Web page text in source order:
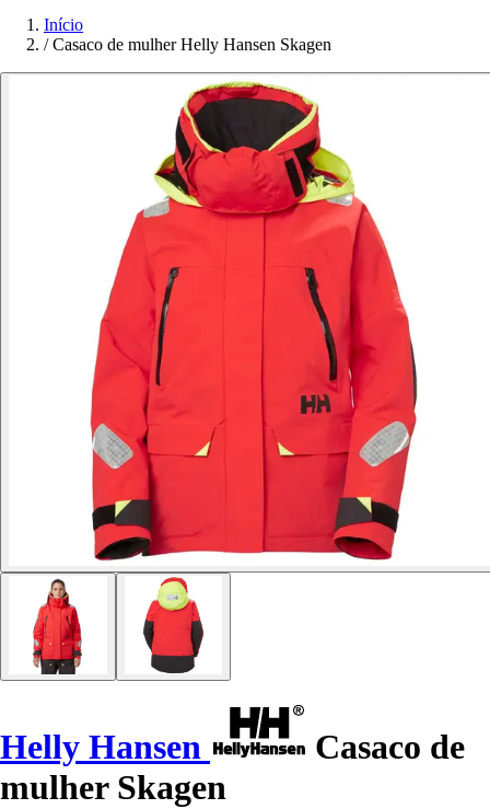
Início
/ Casaco de mulher Helly Hansen Skagen
Helly Hansen
Casaco de
mulher Skagen